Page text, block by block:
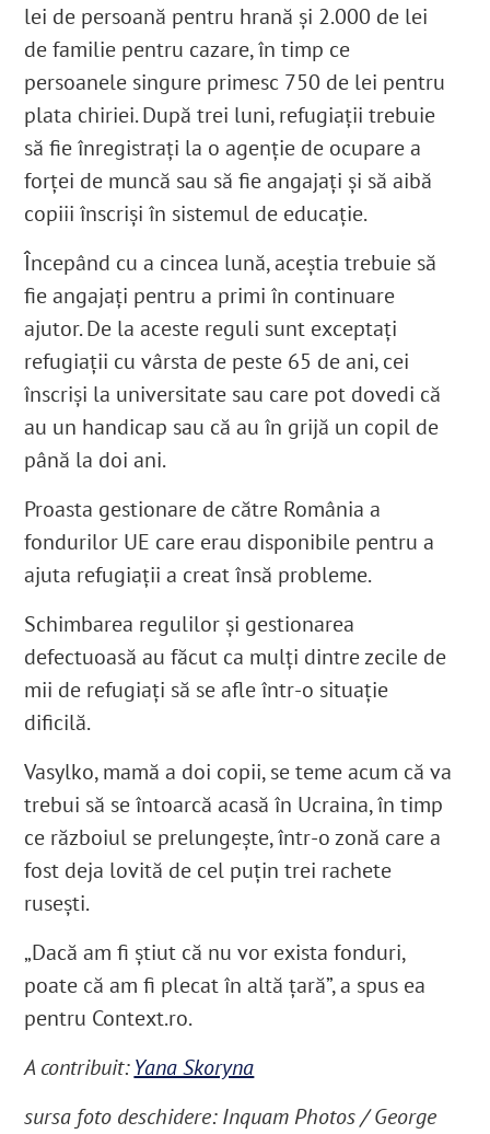
lei de persoană pentru hrană și 2.000 de lei
de familie pentru cazare, în timp ce
persoanele singure primesc 750 de lei pentru
plata chiriei. După trei luni, refugiații trebuie
să fie înregistrați la o agenție de ocupare a
forței de muncă sau să fie angajați și să aibă
copiii înscriși în sistemul de educație.
Începând cu a cincea lună, aceștia trebuie să
fie angajați pentru a primi în continuare
ajutor. De la aceste reguli sunt exceptați
refugiații cu vârsta de peste 65 de ani, cei
înscriși la universitate sau care pot dovedi că
au un handicap sau că au în grijă un copil de
până la doi ani.
Proasta gestionare de către România a
fondurilor UE care erau disponibile pentru a
ajuta refugiații a creat însă probleme.
Schimbarea regulilor și gestionarea
defectuoasă au făcut ca mulți dintre zecile de
mii de refugiați să se afle într-o situație
dificilă.
Vasylko, mamă a doi copii, se teme acum că va
trebui să se întoarcă acasă în Ucraina, în timp
ce războiul se prelungește, într-o zonă care a
fost deja lovită de cel puțin trei rachete
rusești.
„Dacă am fi știut că nu vor exista fonduri,
poate că am fi plecat în altă țară”, a spus ea
pentru Context.ro.
A contribuit:Yana Skoryna
sursa foto deschidere: Inquam Photos / George